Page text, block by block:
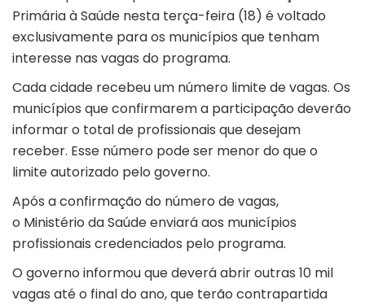
Primária à Saúde nesta terça-feira (18) é voltado
exclusivamente para os municípios que tenham
interesse nas vagas do programa.
Cada cidade recebeu um número limite de vagas. Os
municípios que confirmarem a participação deverão
informar o total de profissionais que desejam
receber. Esse número pode ser menor do que o
limite autorizado pelo governo.
Após a confirmação do número de vagas,
o Ministério da Saúde enviará aos municípios
profissionais credenciados pelo programa.
O governo informou que deverá abrir outras 10 mil
vagas até o final do ano, que terão contrapartida